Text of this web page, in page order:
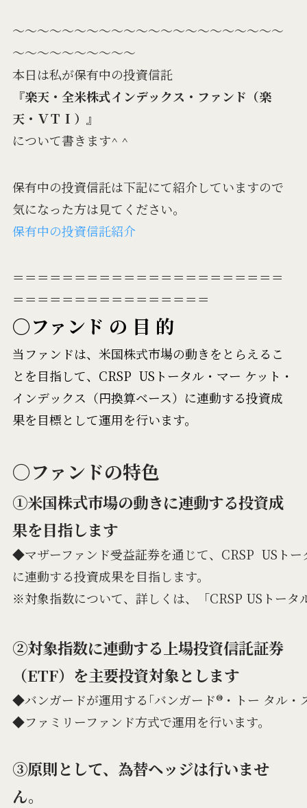
～～～～～～～～～～～～～～～～～～～～～～
～～～～～～～～～～
本日は私が保有中の投資信託
『楽天・全米株式インデックス・ファンド（楽
天・ＶＴＩ） 』
について書きます^ ^
保有中の投資信託は下記にて紹介していますので
気になった方は見てください。
保有中の投資信託紹介
＝＝＝＝＝＝＝＝＝＝＝＝＝＝＝＝＝＝＝＝＝＝
＝＝＝＝＝＝＝＝＝＝＝＝＝＝＝＝
〇ファンド の 目 的
当ファンドは、米国株式市場の動きをとらえるこ
とを目指して、CRSP USトータル・マー ケット・
インデックス（円換算ベース）に連動する投資成
果を目標として運用を行います。
〇ファンドの特色
①米国株式市場の動きに連動する投資成
果を目指します
◆マザーファンド受益証券を通じて、CRSP  USト
に連動する投資成果を目指します。
※対象指数について、詳しくは、「CRSP USトー
②対象指数に連動する上場投資信託証券
（ETF）を主要投資対象とします
◆バンガードが運用する｢バンガード®・トー タル・
◆ファミリーファンド方式で運用を行います。
③原則として、為替ヘッジは行いませ
ん。